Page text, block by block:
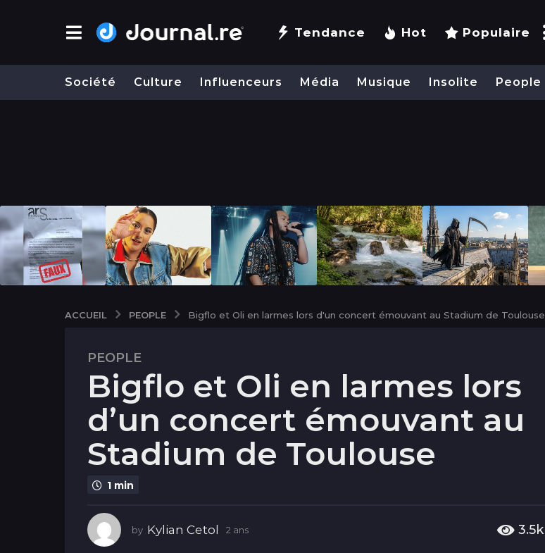
Tendance Hot Populaire
Société Culture Influenceurs Média Musique Insolite People
ACCUEIL PEOPLE Bigflo et Oli en larmes lors d'un concert émouvant au Stadium de Toulouse
2
a
n
2
a
n
PEOPLE
Bigflo et Oli en larmes lors
d’un concert émouvant au
Stadium de Toulouse
1 min
by Kylian Cetol 2 ans 3.5k